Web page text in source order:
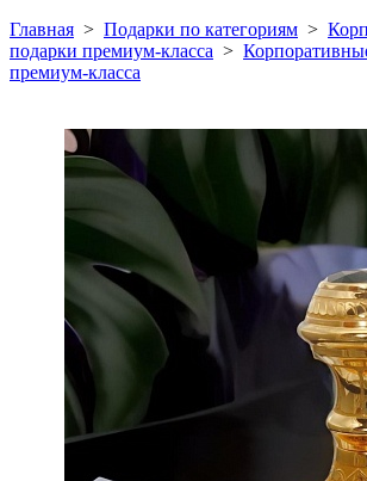
Главная > Подарки по категориям >
подарки премиум-класса >
премиум-класса